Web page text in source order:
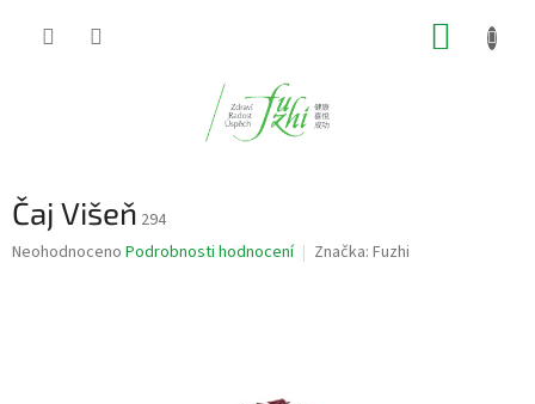
Čaj Višeň 294
Průměrné
Neohodnoceno Podrobnosti hodnocení Značka: Fuzhi